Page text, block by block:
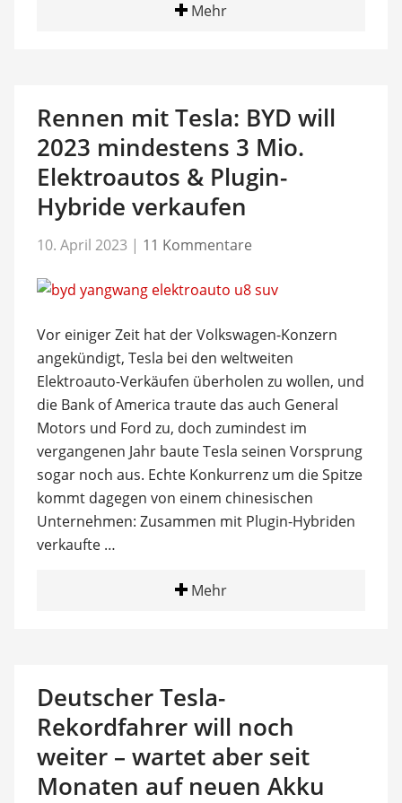
Mehr
Rennen mit Tesla: BYD will
2023 mindestens 3 Mio.
Elektroautos & Plugin-
Hybride verkaufen
10. April 2023 | 11 Kommentare
Vor einiger Zeit hat der Volkswagen-Konzern
angekündigt, Tesla bei den weltweiten
Elektroauto-Verkäufen überholen zu wollen, und
die Bank of America traute das auch General
Motors und Ford zu, doch zumindest im
vergangenen Jahr baute Tesla seinen Vorsprung
sogar noch aus. Echte Konkurrenz um die Spitze
kommt dagegen von einem chinesischen
Unternehmen: Zusammen mit Plugin-Hybriden
verkaufte …
Mehr
Deutscher Tesla-
Rekordfahrer will noch
weiter – wartet aber seit
Monaten auf neuen Akku